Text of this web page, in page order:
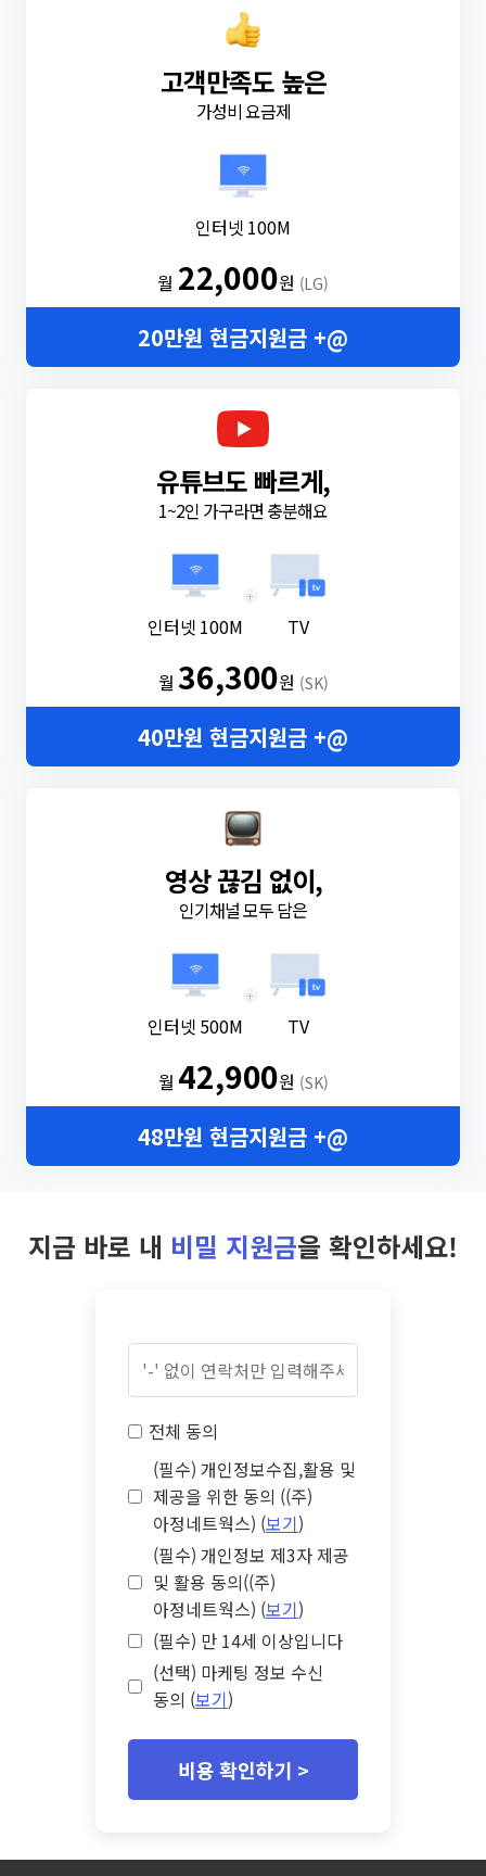
고객만족도 높은
가성비 요금제
인터넷 100M
월 22,000원 (LG)
20만원 현금지원금 +@
유튜브도 빠르게,
1~2인 가구라면 충분해요
인터넷 100M
+
TV
월36,300원 (SK)
40만원 현금지원금 +@
영상 끊김 없이,
인기채널 모두 담은
인터넷 500M
+
TV
월 42,900원 (SK)
48만원 현금지원금 +@
지금 바로 내 비밀 지원금을 확인하세요!
전체 동의
(필수) 개인정보수집,활용 및
제공을 위한 동의 ((주)
아정네트웍스) (보기)
(필수) 개인정보 제3자 제공
및 활용 동의((주)
아정네트웍스) (보기)
(필수) 만 14세 이상입니다
(선택) 마케팅 정보 수신
동의 (보기)
비용 확인하기 >